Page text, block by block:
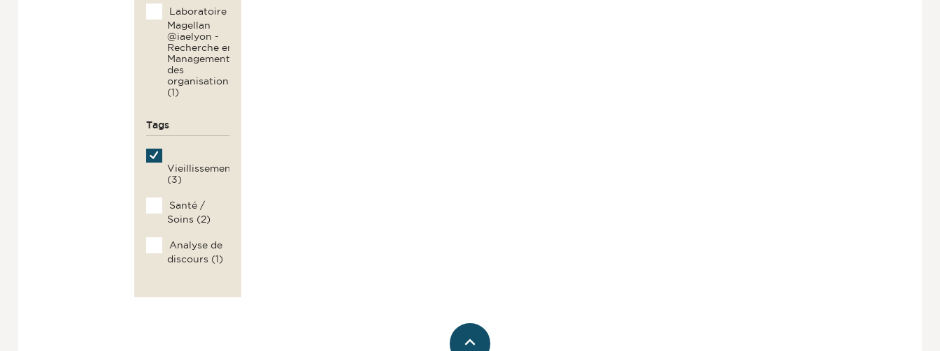
Laboratoire
Magellan
@iaelyon -
Recherche en
Management
des
organisations
(1)
Tags
Vieillissement
(3)
Santé /
Soins (2)
Analyse de
discours (1)